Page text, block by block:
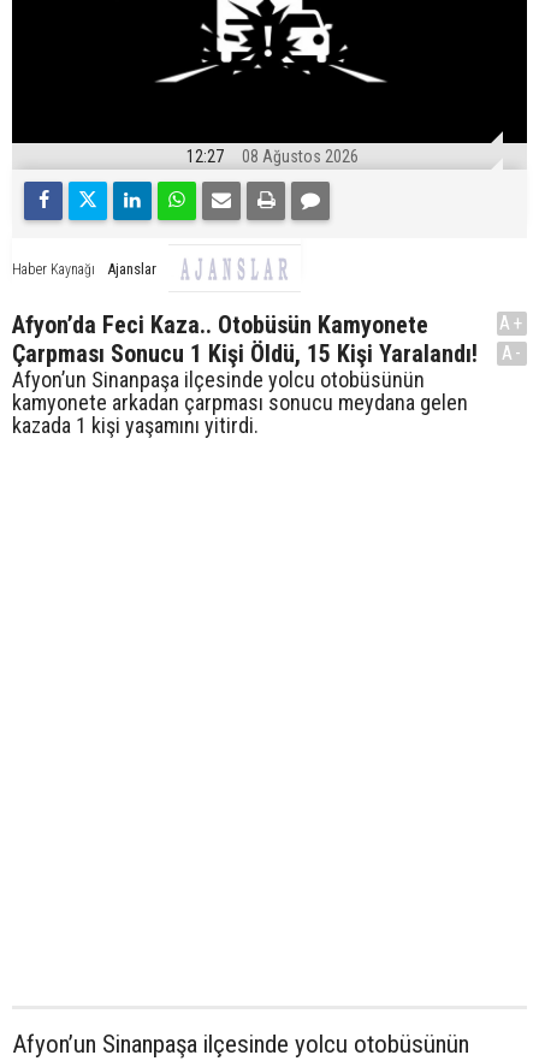
12:27 08 Ağustos 2026
Haber Kaynağı Ajanslar
Afyon’da Feci Kaza.. Otobüsün Kamyonete
Çarpması Sonucu 1 Kişi Öldü, 15 Kişi Yaralandı!
Afyon’un Sinanpaşa ilçesinde yolcu otobüsünün
kamyonete arkadan çarpması sonucu meydana gelen
kazada 1 kişi yaşamını yitirdi.
A+
A-
Afyon’un Sinanpaşa ilçesinde yolcu otobüsünün